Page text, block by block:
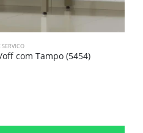
com Tampo (5454)